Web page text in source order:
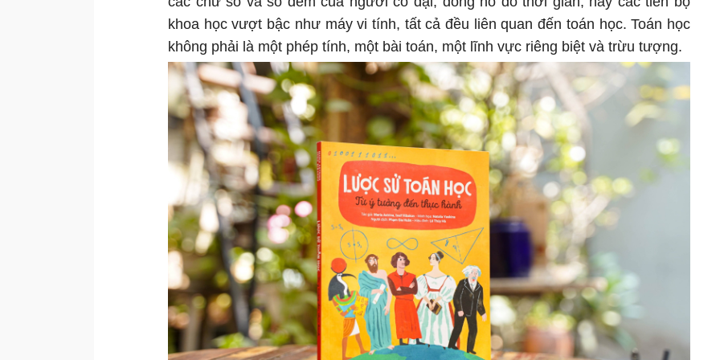
khoa học vượt bậc như máy vi tính, tất cả đều liên quan đến toán học. Toán học
không phải là một phép tính, một bài toán, một lĩnh vực riêng biệt và trừu tượng.